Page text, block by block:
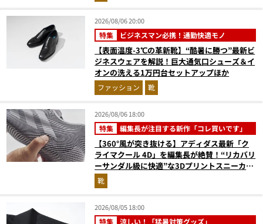
2026/08/06 20:00
特集 ビジネスマン必携！通勤快適モノ
【表面温度-3℃の革新靴】“酷暑に勝つ”最新ビ
ジネスウェアを解説！巨大通気口シューズ＆イ
オンの洗える1万円台セットアップほか
ファッション 靴
2026/08/06 18:00
特集 編集長が注目する新作「コレ買いです」
【360°風が突き抜ける】アディダス最新「ク
ライマクール 4D」を編集長が絶賛！“リカバリ
ーサンダル級に快適”な3Dプリントスニーカー
『コレ買いです』Vol.173
靴
2026/08/05 18:00
特集 涼しい！「猛暑対策グッズ」